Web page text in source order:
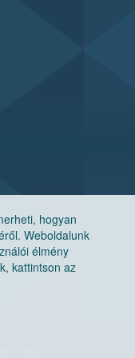
hogyan
Weboldalunk
élmény
kattintson az
Hivatal